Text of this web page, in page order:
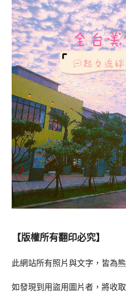
【版權所有翻印必究】
此網站所有照片與文字，皆為
如發現到用盜用圖片者，將收